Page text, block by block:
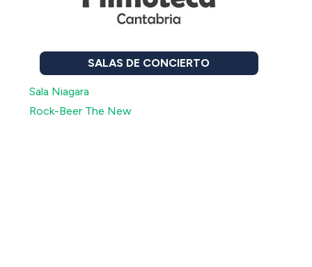
SALAS DE CONCIERTO
Sala Niagara
Rock-Beer The New